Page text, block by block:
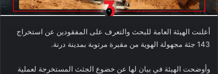
أعلنت الهيئة العامة للبحث والتعرف على المفقودين عن استخراج
143 جثة مجهولة الهوية من مقبرة مرتوبة بمدينة درنة.
وأوضحت الهيئة في بيان لها عن خضوع الجثث المستخرجة لعملية